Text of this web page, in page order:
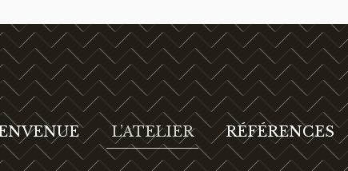
L’ATELIER RÉFÉRENCES